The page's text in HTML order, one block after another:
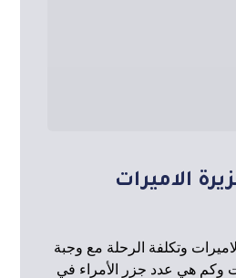
الاميرات
وتكلفة الرحلة مع وجبة
وكم هي عدد جزر الأمراء في